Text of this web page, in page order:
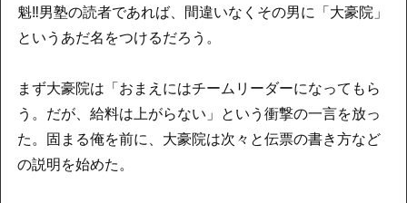
魁‼男塾の読者であれば、間違いなくその男に「大豪院」
というあだ名をつけるだろう。
まず大豪院は「おまえにはチームリーダーになってもら
う。だが、給料は上がらない」という衝撃の一言を放っ
た。固まる俺を前に、大豪院は次々と伝票の書き方など
の説明を始めた。